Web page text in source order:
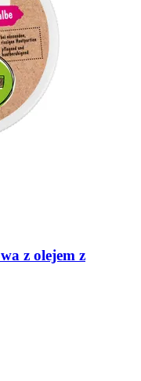
z olejem z